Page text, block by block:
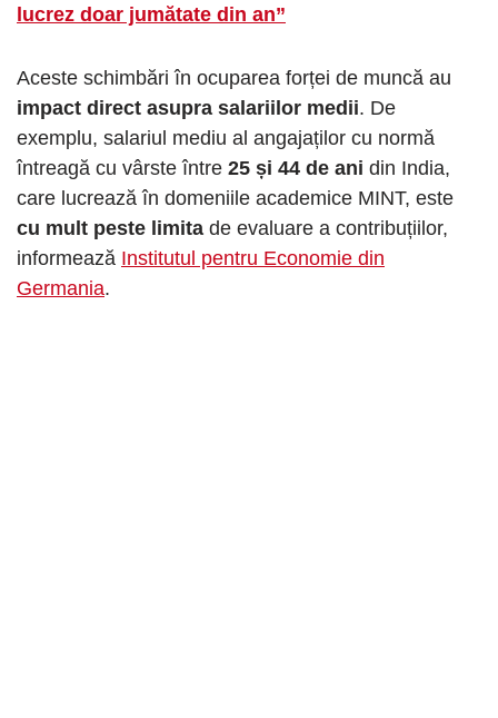
lucrez doar jumătate din an”
Aceste schimbări în ocuparea forței de muncă au
impact direct asupra salariilor medii. De
exemplu, salariul mediu al angajaților cu normă
întreagă cu vârste între 25 și 44 de ani din India,
care lucrează în domeniile academice MINT, este
cu mult peste limita de evaluare a contribuțiilor,
informează Institutul pentru Economie din
Germania.